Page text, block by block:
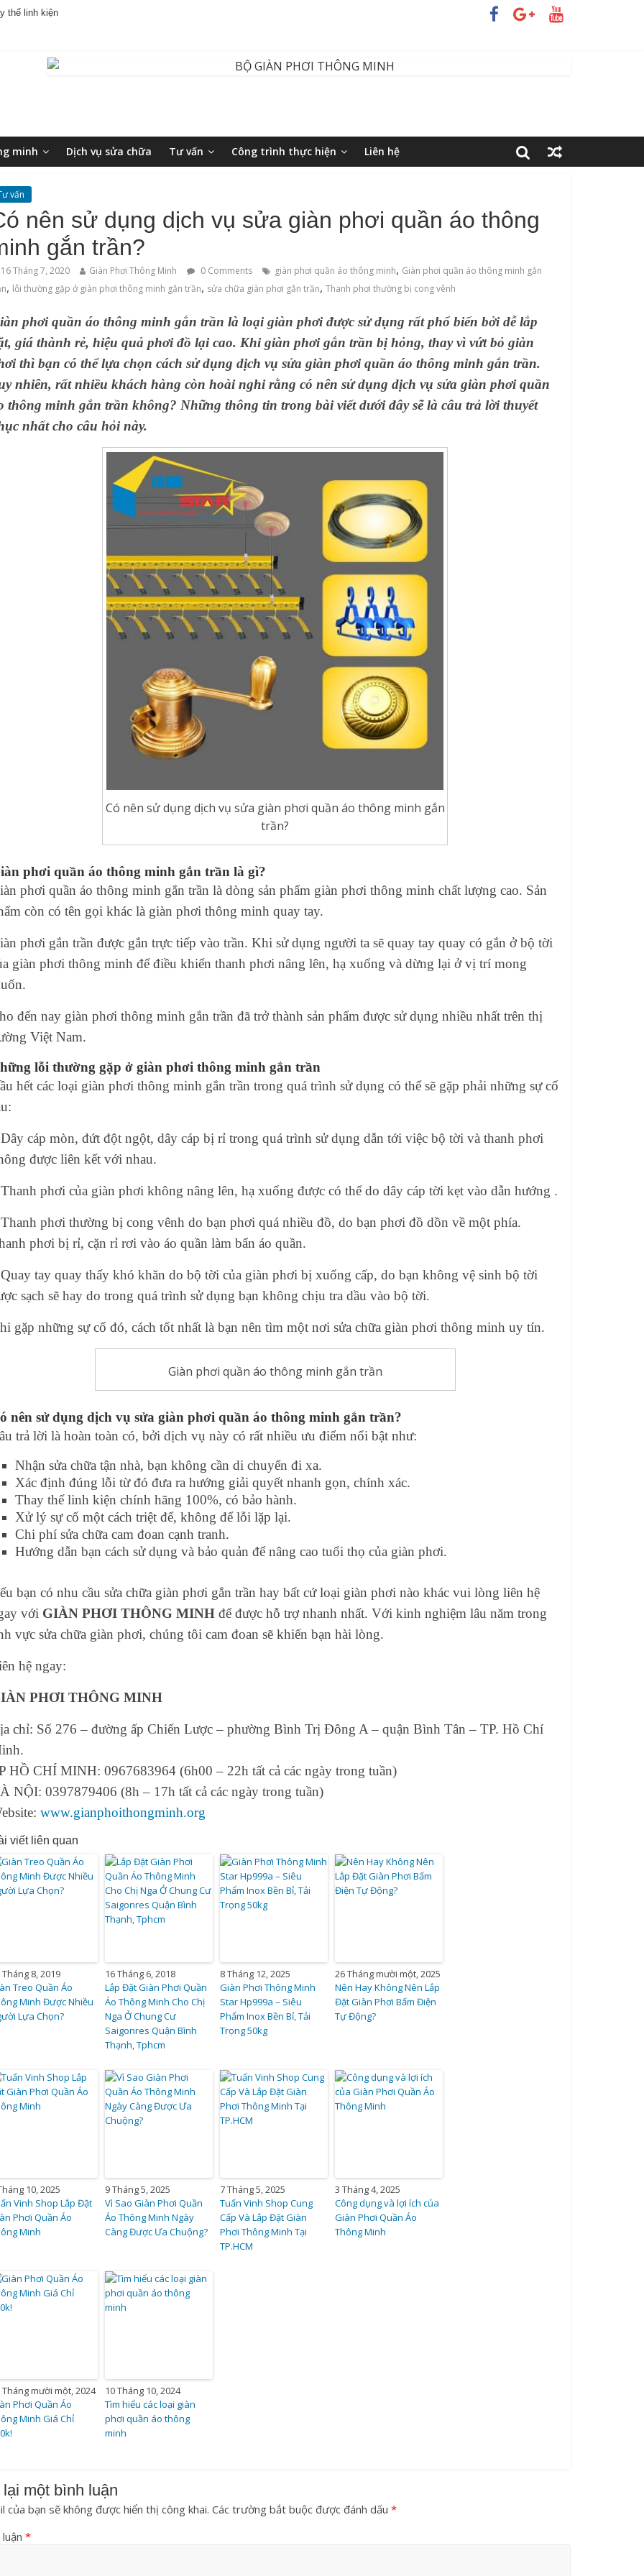
thế linh kiện
minh Dịch vụ sửa chữa Tư vấn Công trình thực hiện Liên hệ
vấn
nên sử dụng dịch vụ sửa giàn phơi quần áo thông
gắn trần?
16 Tháng 7, 2020 Giàn Phơi Thông Minh 0 Comments giàn phơi quần áo thông minh, Giàn phơi quần áo thông minh gắn
, lỗi thường gặp ở giàn phơi thông minh gắn trần, sửa chữa giàn phơi gắn trần,Thanh phơi thường bị cong vênh
phơi quần áo thông minh gắn trần là loại giàn phơi được sử dụng rất phổ biến bởi dễ lắp
giá thành rẻ, hiệu quả phơi đồ lại cao. Khi giàn phơi gắn trần bị hỏng, thay vì vứt bỏ giàn
thì bạn có thể lựa chọn cách sử dụng dịch vụ sửa giàn phơi quần áo thông minh gắn trần.
nhiên, rất nhiều khách hàng còn hoài nghi rằng có nên sử dụng dịch vụ sửa giàn phơi quần
thông minh gắn trần không? Những thông tin trong bài viết dưới đây sẽ là câu trả lời thuyết
nhất cho câu hỏi này.
Có nên sử dụng dịch vụ sửa giàn phơi quần áo thông minh gắn
trần?
phơi quần áo thông minh gắn trần là gì?
phơi quần áo thông minh gắn trần là dòng sản phẩm giàn phơi thông minh chất lượng cao. Sản
còn có tên gọi khác là giàn phơi thông minh quay tay.
phơi gắn trần được gắn trực tiếp vào trần. Khi sử dụng người ta sẽ quay tay quay có gắn ở bộ tời
giàn phơi thông minh để điều khiển thanh phơi nâng lên, hạ xuống và dừng lại ở vị trí mong
đến nay giàn phơi thông minh gắn trần đã trở thành sản phẩm được sử dụng nhiều nhất trên thị
Việt Nam.
lỗi thường gặp ở giàn phơi thông minh gắn trần
hết các loại giàn phơi thông minh gắn trần trong quá trình sử dụng có thể sẽ gặp phải những sự cố
cáp mòn, đứt đột ngột, dây cáp bị rỉ trong quá trình sử dụng dẫn tới việc bộ tời và thanh phơi
được liên kết với nhau.
phơi của giàn phơi không nâng lên, hạ xuống được có thể do dây cáp tời kẹt vào dẫn hướng .
phơi thường bị cong vênh do bạn phơi quá nhiều đồ, do bạn phơi đồ dồn về một phía.
phơi bị rỉ, cặn rỉ rơi vào áo quần làm bẩn áo quần.
tay quay thấy khó khăn do bộ tời của giàn phơi bị xuống cấp, do bạn không vệ sinh bộ tời
sạch sẽ hay do trong quá trình sử dụng bạn không chịu tra dầu vào bộ tời.
gặp những sự cố đó, cách tốt nhất là bạn nên tìm một nơi sửa chữa giàn phơi thông minh uy tín.
Giàn phơi quần áo thông minh gắn trần
nên sử dụng dịch vụ sửa giàn phơi quần áo thông minh gắn trần?
trả lời là hoàn toàn có, bởi dịch vụ này có rất nhiều ưu điểm nổi bật như:
Nhận sửa chữa tận nhà, bạn không cần di chuyển đi xa.
Xác định đúng lỗi từ đó đưa ra hướng giải quyết nhanh gọn, chính xác.
Thay thế linh kiện chính hãng 100%, có bảo hành.
Xử lý sự cố một cách triệt để, không để lỗi lặp lại.
Chi phí sửa chữa cam đoan cạnh tranh.
Hướng dẫn bạn cách sử dụng và bảo quản để nâng cao tuổi thọ của giàn phơi.
bạn có nhu cầu sửa chữa giàn phơi gắn trần hay bất cứ loại giàn phơi nào khác vui lòng liên hệ
với GIÀN PHƠI THÔNG MINH để được hỗ trợ nhanh nhất. Với kinh nghiệm lâu năm trong
vực sửa chữa giàn phơi, chúng tôi cam đoan sẽ khiến bạn hài lòng.
hệ ngay:
PHƠI THÔNG MINH
chỉ: Số 276 – đường ấp Chiến Lược – phường Bình Trị Đông A – quận Bình Tân – TP. Hồ Chí
HỒ CHÍ MINH: 0967683964 (6h00 – 22h tất cả các ngày trong tuần)
NỘI: 0397879406 (8h – 17h tất cả các ngày trong tuần)
www.gianphoithongminh.org
viết liên quan
Tháng 8, 2019
Treo Quần Áo
Minh Được Nhiều
Lựa Chọn?
16 Tháng 6, 2018
Lắp Đặt Giàn Phơi Quần
Áo Thông Minh Cho Chị
Nga Ở Chung Cư
Saigonres Quận Bình
Thạnh, Tphcm
8 Tháng 12, 2025
Giàn Phơi Thông Minh
Star Hp999a – Siêu
Phẩm Inox Bền Bỉ, Tải
Trọng 50kg
26 Tháng mười một, 2025
Nên Hay Không Nên Lắp
Đặt Giàn Phơi Bấm Điện
Tự Động?
10, 2025
Vinh Shop Lắp Đặt
Phơi Quần Áo
Minh
9 Tháng 5, 2025
Vì Sao Giàn Phơi Quần
Áo Thông Minh Ngày
Càng Được Ưa Chuộng?
7 Tháng 5, 2025
Tuấn Vinh Shop Cung
Cấp Và Lắp Đặt Giàn
Phơi Thông Minh Tại
TP.HCM
3 Tháng 4, 2025
Công dụng và lợi ích của
Giàn Phơi Quần Áo
Thông Minh
Tháng mười một, 2024
Phơi Quần Áo
Minh Giá Chỉ
10 Tháng 10, 2024
Tìm hiểu các loại giàn
phơi quần áo thông
minh
một bình luận
của bạn sẽ không được hiển thị công khai. Các trường bắt buộc được đánh dấu*
luận*